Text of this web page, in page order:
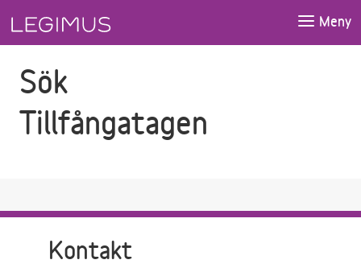
Meny
Sök
Tillfångatagen
Kontakt